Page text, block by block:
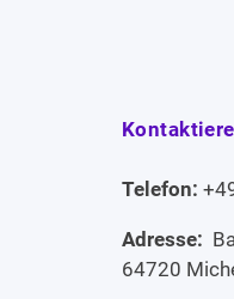
Telefon:
Adresse:
64720